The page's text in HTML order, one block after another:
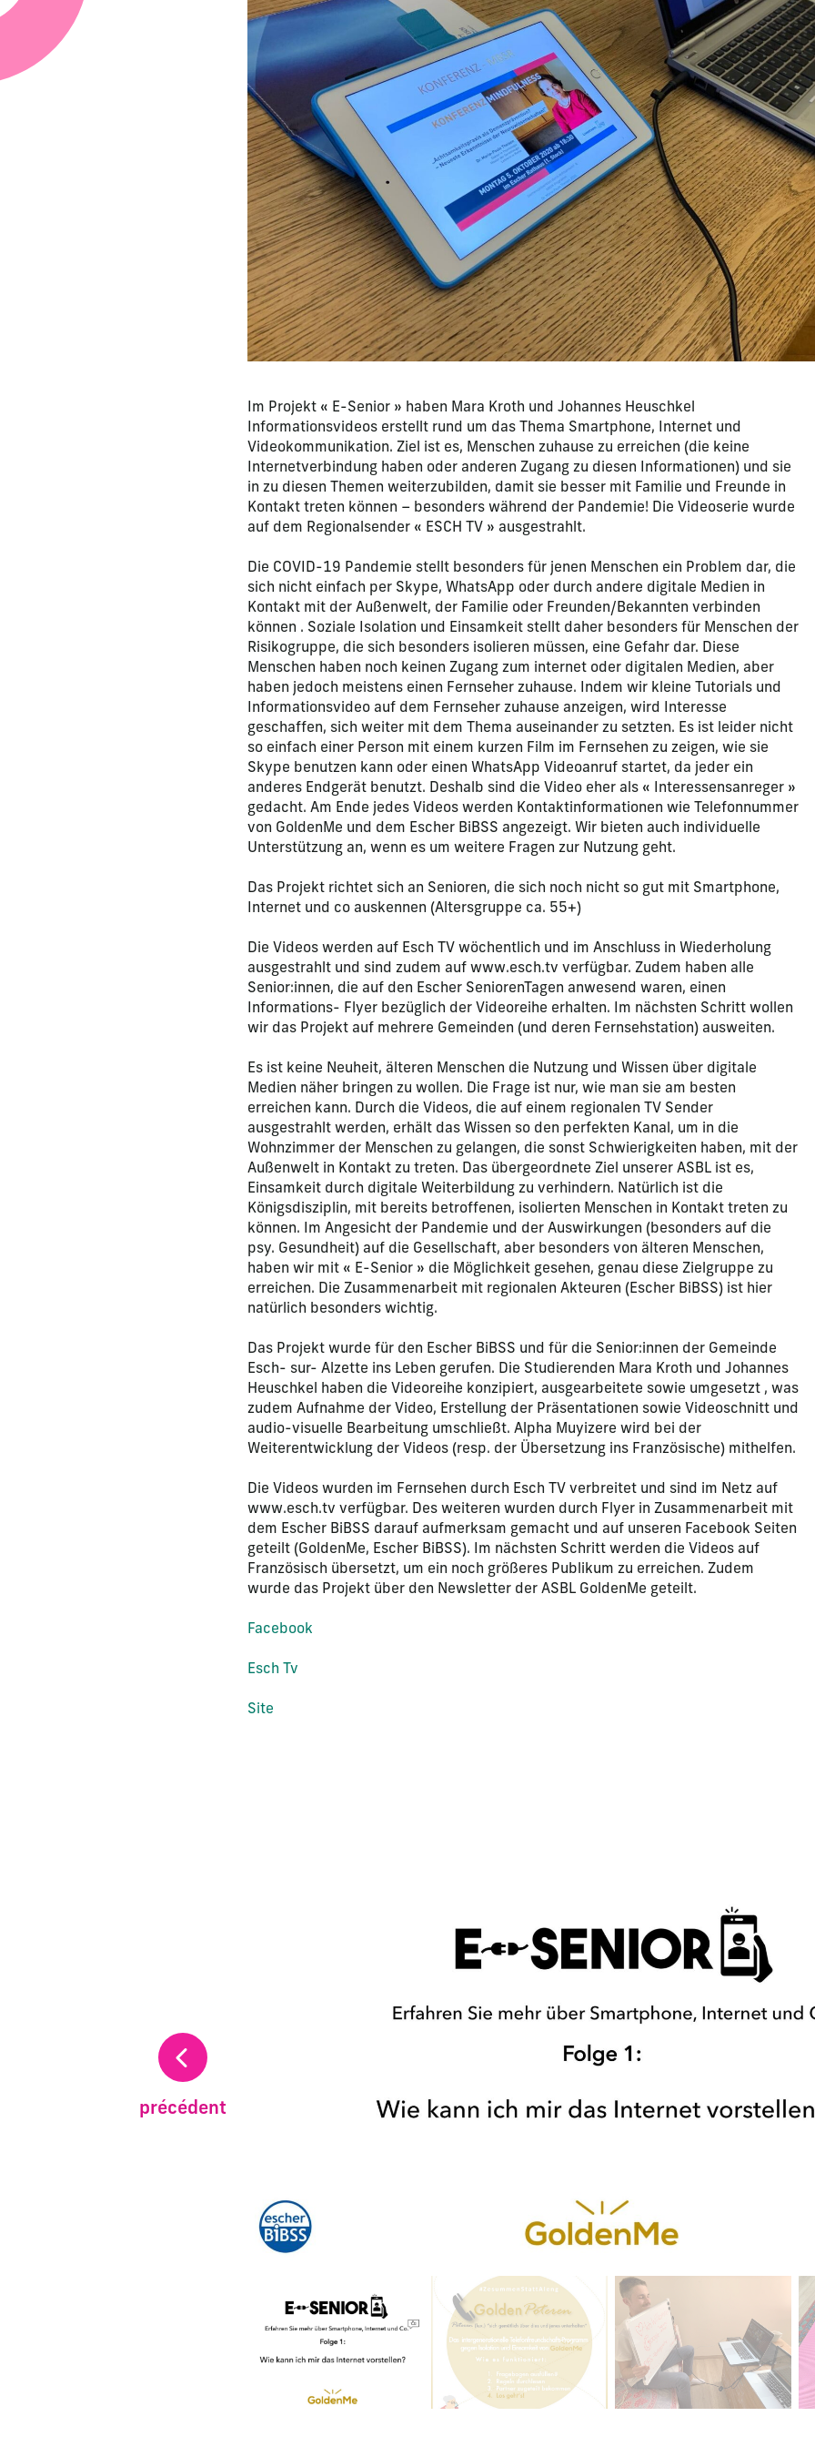
Im Projekt « E-Senior » haben Mara Kroth und Johannes Heuschkel
Informationsvideos erstellt rund um das Thema Smartphone, Internet und
Videokommunikation. Ziel ist es, Menschen zuhause zu erreichen (die keine
Internetverbindung haben oder anderen Zugang zu diesen Informationen) und sie
in zu diesen Themen weiterzubilden, damit sie besser mit Familie und Freunde in
Kontakt treten können – besonders während der Pandemie! Die Videoserie wurde
auf dem Regionalsender « ESCH TV » ausgestrahlt.
Die COVID-19 Pandemie stellt besonders für jenen Menschen ein Problem dar, die
sich nicht einfach per Skype, WhatsApp oder durch andere digitale Medien in
Kontakt mit der Außenwelt, der Familie oder Freunden/Bekannten verbinden
können . Soziale Isolation und Einsamkeit stellt daher besonders für Menschen der
Risikogruppe, die sich besonders isolieren müssen, eine Gefahr dar. Diese
Menschen haben noch keinen Zugang zum internet oder digitalen Medien, aber
haben jedoch meistens einen Fernseher zuhause. Indem wir kleine Tutorials und
Informationsvideo auf dem Fernseher zuhause anzeigen, wird Interesse
geschaffen, sich weiter mit dem Thema auseinander zu setzten. Es ist leider nicht
so einfach einer Person mit einem kurzen Film im Fernsehen zu zeigen, wie sie
Skype benutzen kann oder einen WhatsApp Videoanruf startet, da jeder ein
anderes Endgerät benutzt. Deshalb sind die Video eher als « Interessensanreger »
gedacht. Am Ende jedes Videos werden Kontaktinformationen wie Telefonnummer
von GoldenMe und dem Escher BiBSS angezeigt. Wir bieten auch individuelle
Unterstützung an, wenn es um weitere Fragen zur Nutzung geht.
Das Projekt richtet sich an Senioren, die sich noch nicht so gut mit Smartphone,
Internet und co auskennen (Altersgruppe ca. 55+)
Die Videos werden auf Esch TV wöchentlich und im Anschluss in Wiederholung
ausgestrahlt und sind zudem auf www.esch.tv verfügbar. Zudem haben alle
Senior:innen, die auf den Escher SeniorenTagen anwesend waren, einen
Informations- Flyer bezüglich der Videoreihe erhalten. Im nächsten Schritt wollen
wir das Projekt auf mehrere Gemeinden (und deren Fernsehstation) ausweiten.
Es ist keine Neuheit, älteren Menschen die Nutzung und Wissen über digitale
Medien näher bringen zu wollen. Die Frage ist nur, wie man sie am besten
erreichen kann. Durch die Videos, die auf einem regionalen TV Sender
ausgestrahlt werden, erhält das Wissen so den perfekten Kanal, um in die
Wohnzimmer der Menschen zu gelangen, die sonst Schwierigkeiten haben, mit der
Außenwelt in Kontakt zu treten. Das übergeordnete Ziel unserer ASBL ist es,
Einsamkeit durch digitale Weiterbildung zu verhindern. Natürlich ist die
Königsdisziplin, mit bereits betroffenen, isolierten Menschen in Kontakt treten zu
können. Im Angesicht der Pandemie und der Auswirkungen (besonders auf die
psy. Gesundheit) auf die Gesellschaft, aber besonders von älteren Menschen,
haben wir mit « E-Senior » die Möglichkeit gesehen, genau diese Zielgruppe zu
erreichen. Die Zusammenarbeit mit regionalen Akteuren (Escher BiBSS) ist hier
natürlich besonders wichtig.
Das Projekt wurde für den Escher BiBSS und für die Senior:innen der Gemeinde
Esch- sur- Alzette ins Leben gerufen. Die Studierenden Mara Kroth und Johannes
Heuschkel haben die Videoreihe konzipiert, ausgearbeitete sowie umgesetzt , was
zudem Aufnahme der Video, Erstellung der Präsentationen sowie Videoschnitt und
audio-visuelle Bearbeitung umschließt. Alpha Muyizere wird bei der
Weiterentwicklung der Videos (resp. der Übersetzung ins Französische) mithelfen.
Die Videos wurden im Fernsehen durch Esch TV verbreitet und sind im Netz auf
www.esch.tv verfügbar. Des weiteren wurden durch Flyer in Zusammenarbeit mit
dem Escher BiBSS darauf aufmerksam gemacht und auf unseren Facebook Seiten
geteilt (GoldenMe, Escher BiBSS). Im nächsten Schritt werden die Videos auf
Französisch übersetzt, um ein noch größeres Publikum zu erreichen. Zudem
wurde das Projekt über den Newsletter der ASBL GoldenMe geteilt.
Facebook
Esch Tv
Site
précédent
Changer la diapositive actuelle de ce carrousel changera la diapositive actuelle du